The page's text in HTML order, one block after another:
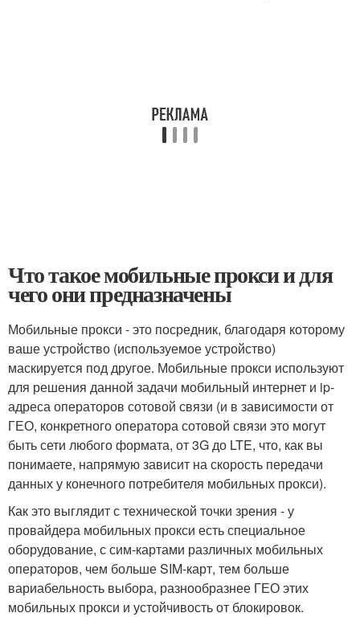
Что такое мобильные прокси и для
чего они предназначены
Мобильные прокси - это посредник, благодаря которому
ваше устройство (используемое устройство)
маскируется под другое. Мобильные прокси используют
для решения данной задачи мобильный интернет и ip-
адреса операторов сотовой связи (и в зависимости от
ГЕО, конкретного оператора сотовой связи это могут
быть сети любого формата, от 3G до LTE, что, как вы
понимаете, напрямую зависит на скорость передачи
данных у конечного потребителя мобильных прокси).
Как это выглядит с технической точки зрения - у
провайдера мобильных прокси есть специальное
оборудование, с сим-картами различных мобильных
операторов, чем больше SIM-карт, тем больше
вариабельность выбора, разнообразнее ГЕО этих
мобильных прокси и устойчивость от блокировок.